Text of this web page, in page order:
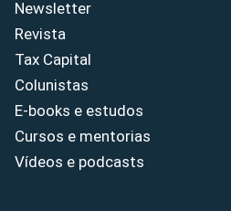
Newsletter
Revista
Tax Capital
Colunistas
E-books e estudos
Cursos e mentorias
Vídeos e podcasts